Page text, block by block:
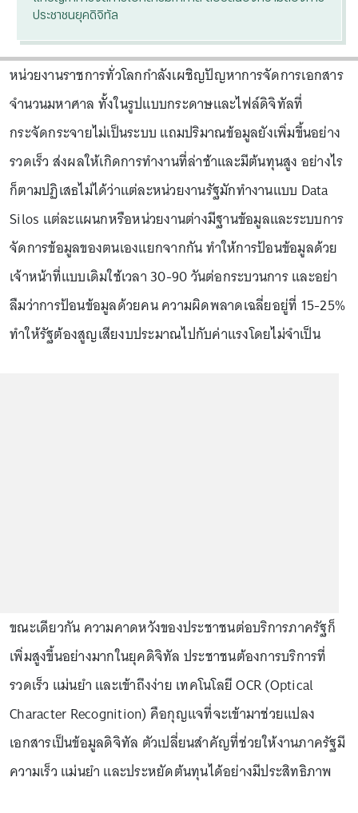
ประชาชนยุคดิจิทัล
หน่วยงานราชการทั่วโลกกำลังเผชิญปัญหาการจัดการเอกสาร
จำนวนมหาศาล ทั้งในรูปแบบกระดาษและไฟล์ดิจิทัลที่
กระจัดกระจายไม่เป็นระบบ แถมปริมาณข้อมูลยังเพิ่มขึ้นอย่าง
รวดเร็ว ส่งผลให้เกิดการทำงานที่ล่าช้าและมีต้นทุนสูง อย่างไร
ก็ตามปฏิเสธไม่ได้ว่าแต่ละหน่วยงานรัฐมักทำงานแบบ Data
Silos แต่ละแผนกหรือหน่วยงานต่างมีฐานข้อมูลและระบบการ
จัดการข้อมูลของตนเองแยกจากกัน ทำให้การป้อนข้อมูลด้วย
เจ้าหน้าที่แบบเดิมใช้เวลา 30-90 วันต่อกระบวนการ และอย่า
ลืมว่าการป้อนข้อมูลด้วยคน ความผิดพลาดเฉลี่ยอยู่ที่ 15-25%
ทำให้รัฐต้องสูญเสียงบประมาณไปกับค่าแรงโดยไม่จำเป็น
ขณะเดียวกัน ความคาดหวังของประชาชนต่อบริการภาครัฐก็
เพิ่มสูงขึ้นอย่างมากในยุคดิจิทัล ประชาชนต้องการบริการที่
รวดเร็ว แม่นยำ และเข้าถึงง่าย เทคโนโลยี OCR (Optical
Character Recognition) คือกุญแจที่จะเข้ามาช่วยแปลง
เอกสารเป็นข้อมูลดิจิทัล ตัวเปลี่ยนสำคัญที่ช่วยให้งานภาครัฐมี
ความเร็ว แม่นยำ และประหยัดต้นทุนได้อย่างมีประสิทธิภาพ